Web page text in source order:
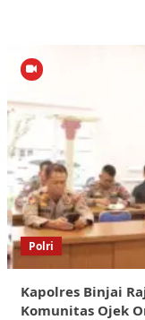
Polri
Kapolres Binjai
Komunitas Ojek